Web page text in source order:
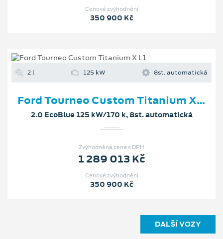
Cenové zvýhodnění
350 900 Kč
2 l 125 kW 8st. automatická
Ford Tourneo Custom Titanium X L1
2.0 EcoBlue 125 kW/170 k, 8st. automatická
Zvýhodněná cena s DPH
1 289 013 Kč
Cenové zvýhodnění
350 900 Kč
DALŠÍ VOZY